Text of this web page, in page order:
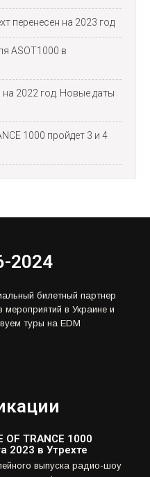
перенесен на 2023 год
ASOT1000 в
2022 год. Новые даты
1000 пройдет 3 и 4
2024
билетный партнер
в Украине и
туры на EDM
OF TRANCE 1000
2023 в Утрехте
выпуска радио-шоу